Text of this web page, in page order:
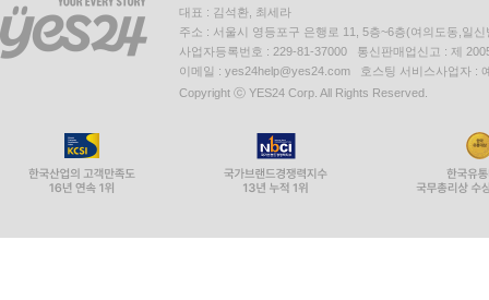
대표 : 김석환, 최세라
주소 : 서울시 영등포구 은행로 11, 5층~6층(여의도동,일신
사업자등록번호 : 229-81-37000 통신판매업신고 : 제
이메일 : yes24help@yes24.com 호스팅 서비스사업자 :
Copyright ⓒ YES24 Corp. All Rights Reserved.